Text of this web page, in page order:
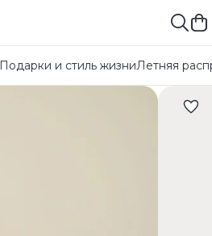
Подарки и стиль жизниЛетняя